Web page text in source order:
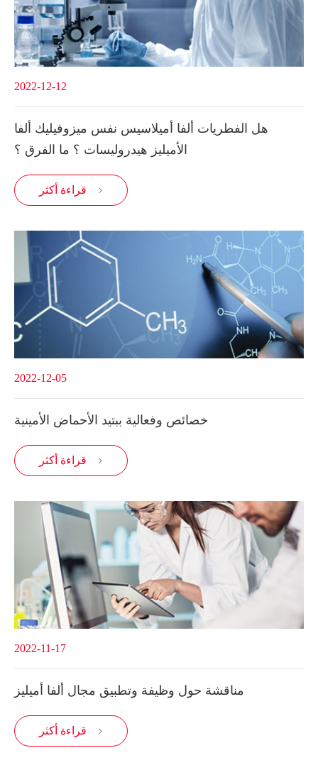
2022-12-12
هل الفطريات ألفا أميلاسيس نفس ميزوفيليك ألفا
الأميليز هيدروليسات ؟ ما الفرق ؟
قراءة أكثر 
2022-12-05
خصائص وفعالية ببتيد الأحماض الأمينية
قراءة أكثر 
2022-11-17
مناقشة حول وظيفة وتطبيق مجال ألفا أميليز
قراءة أكثر 